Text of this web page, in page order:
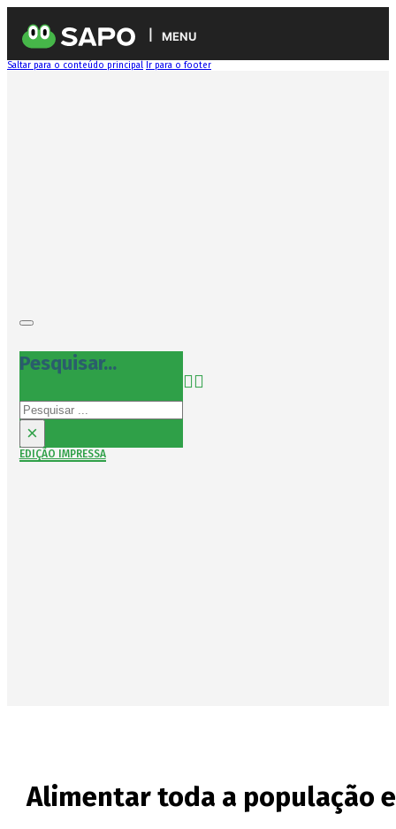
MENU
Saltar para o conteúdo principal Ir para o footer
Pesquisar...
Pesquisar
×
EDIÇÃO IMPRESSA
Alimentar toda a população